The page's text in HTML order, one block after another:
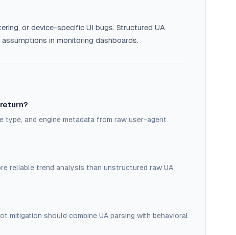
or device-specific UI bugs. Structured UA
in monitoring dashboards.
type, and engine metadata from raw user-agent
reliable trend analysis than unstructured raw UA
mitigation should combine UA parsing with behavioral